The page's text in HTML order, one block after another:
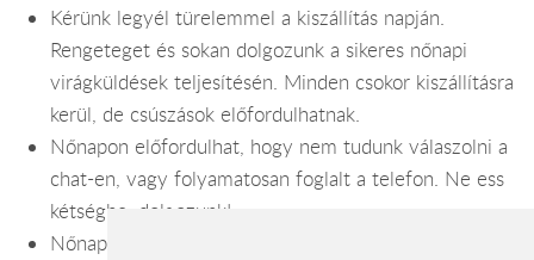
Kérünk legyél türelemmel a kiszállítás napján.
Rengeteget és sokan dolgozunk a sikeres nőnapi
virágküldések teljesítésén. Minden csokor kiszállításra
kerül, de csúszások előfordulhatnak.
Nőnapon előfordulhat, hogy nem tudunk válaszolni a
chat-en, vagy folyamatosan foglalt a telefon. Ne ess
kétségbe, dolgozunk!
Nőnapi rendelést március 8. 14 óráig tudunk fogadni,